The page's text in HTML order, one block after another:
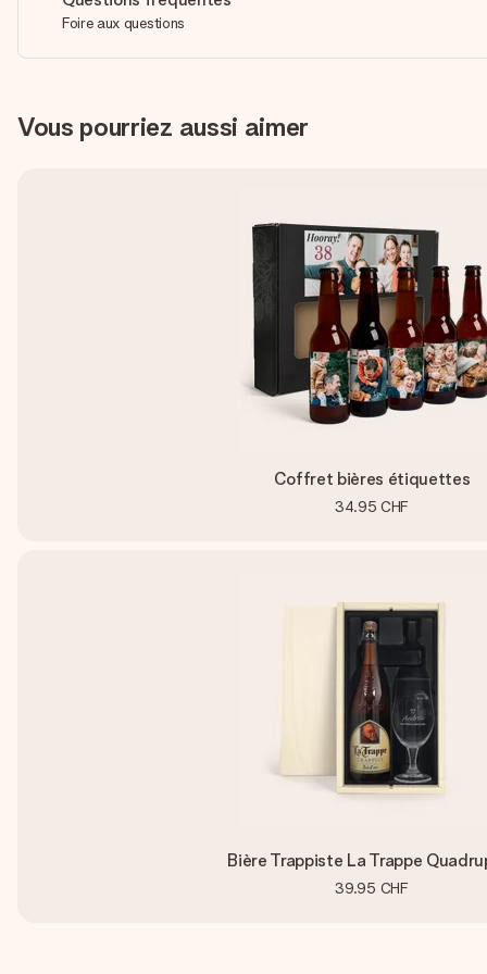
Foire aux questions
Vous pourriez aussi aimer
Coffret bières étiquettes
34.95 CHF
Bière Trappiste La Trappe
39.95 CHF